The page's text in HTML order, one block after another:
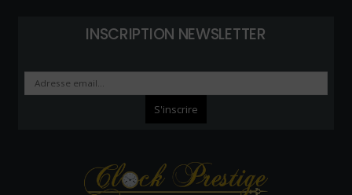
INSCRIPTION NEWSLETTER